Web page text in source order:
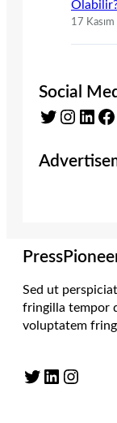
17
Social
Twitter Instagram LinkedIn Facebook
Sed ut
fringilla tempor
voluptatem
Twitter LinkedIn Instagram